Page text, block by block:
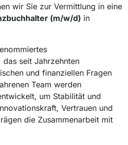
wir Sie zur Vermittlung in eine
(m/w/d) in
das seit Jahrzehnten
und finanziellen Fragen
Team werden
um Stabilität und
Vertrauen und
die Zusammenarbeit mit